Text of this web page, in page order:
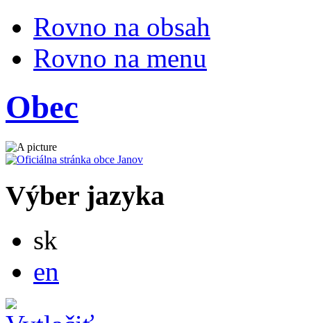
Rovno na obsah
Rovno na menu
Obec
Výber jazyka
sk
en